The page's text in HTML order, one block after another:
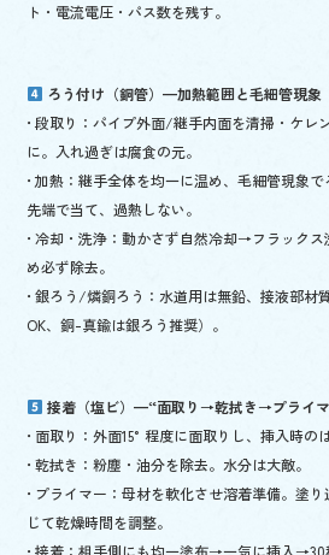
ト・電流電圧・パス数を残す。
ろう付け（銅管）—加熱範囲と毛細管現象
• 段取り：パイプ外面/継手内面を清掃・ケレ
に。入れ過ぎは腐食の元。
• 加熱：継手全体を均一に温め、毛細管現象
先端で当て、過熱しない。
• 冷却・洗浄：動かさず自然冷却→フラック
め必ず除去。
• 銀ろう/燐銅ろう：水道用は無鉛、接液部材
OK、銅-真鍮は銀ろう推奨）。
接着（塩ビ）—“面取り→乾拭き→プライ
• 面取り：外面15°程度に面取りし、挿入時の
• 乾拭き：粉塵・油分を除去。水分は大敵。
• プライマー：母材を軟化させ溶着準備。塗
じて乾燥時間を調整。